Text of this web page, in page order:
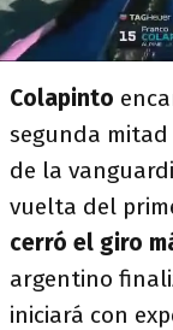
Colapinto
segunda mitad
de la
vuelta del
cerró el giro
argentino
iniciará con